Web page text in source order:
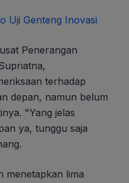
Uji Genteng Inovasi
Penerangan
terhadap
depan, namun belum
"Yang jelas
ya, tunggu saja
menetapkan lima